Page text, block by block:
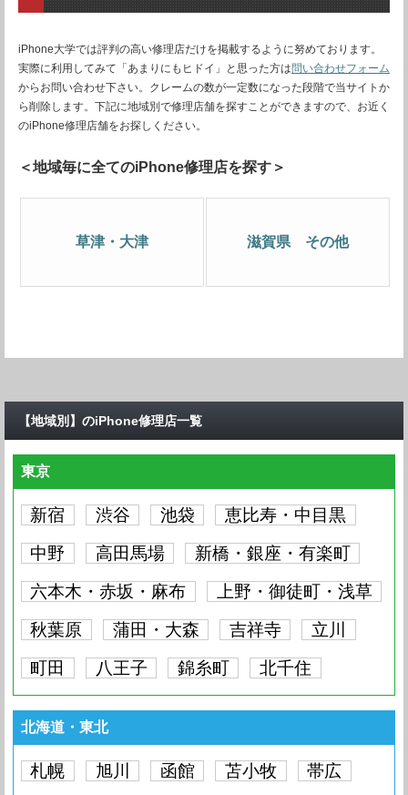
iPhone大学では評判の高い修理店だけを掲載するように努めております。
実際に利用してみて「あまりにもヒドイ」と思った方は問い合わせフォーム
からお問い合わせ下さい。クレームの数が一定数になった段階で当サイトか
ら削除します。下記に地域別で修理店舗を探すことができますので、お近く
のiPhone修理店舗をお探しください。
＜地域毎に全てのiPhone修理店を探す＞
草津・大津 滋賀県 その他
【地域別】のiPhone修理店一覧
東京
新宿 渋谷 池袋
恵比寿・中目黒
中野
高田馬場
新橋・銀座・有楽町
六本木・赤坂・麻布
上野・御徒町・浅草
秋葉原
蒲田・大森 吉祥寺
立川
町田
八王子 錦糸町 北千住
北海道・東北
札幌 旭川 函館 苫小牧
帯広